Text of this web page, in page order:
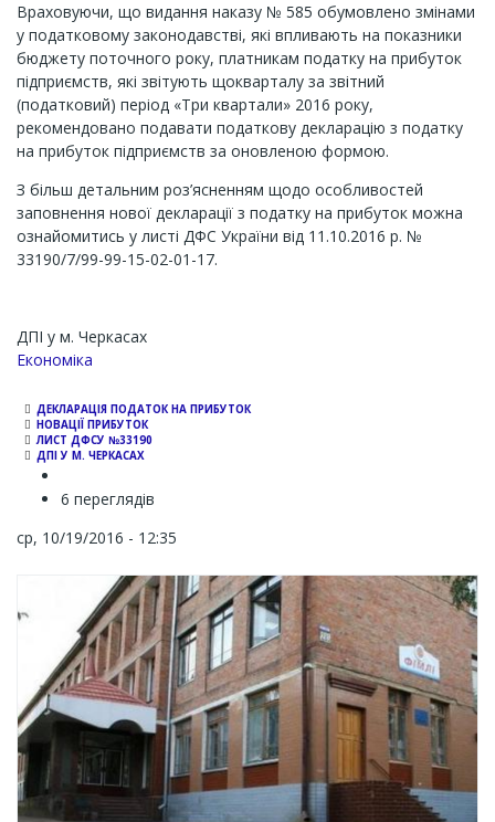
Враховуючи, що видання наказу № 585 обумовлено змінами
у податковому законодавстві, які впливають на показники
бюджету поточного року, платникам податку на прибуток
підприємств, які звітують щокварталу за звітний
(податковий) період «Три квартали» 2016 року,
рекомендовано подавати податкову декларацію з податку
на прибуток підприємств за оновленою формою.
З більш детальним роз’ясненням щодо особливостей
заповнення нової декларації з податку на прибуток можна
ознайомитись у листі ДФС України від 11.10.2016 р. №
33190/7/99-99-15-02-01-17.
ДПІ у м. Черкасах
Економіка
ДЕКЛАРАЦІЯ ПОДАТОК НА ПРИБУТОК
НОВАЦІЇ ПРИБУТОК
ЛИСТ ДФСУ №33190
ДПІ У М. ЧЕРКАСАХ
6 переглядів
ср, 10/19/2016 - 12:35